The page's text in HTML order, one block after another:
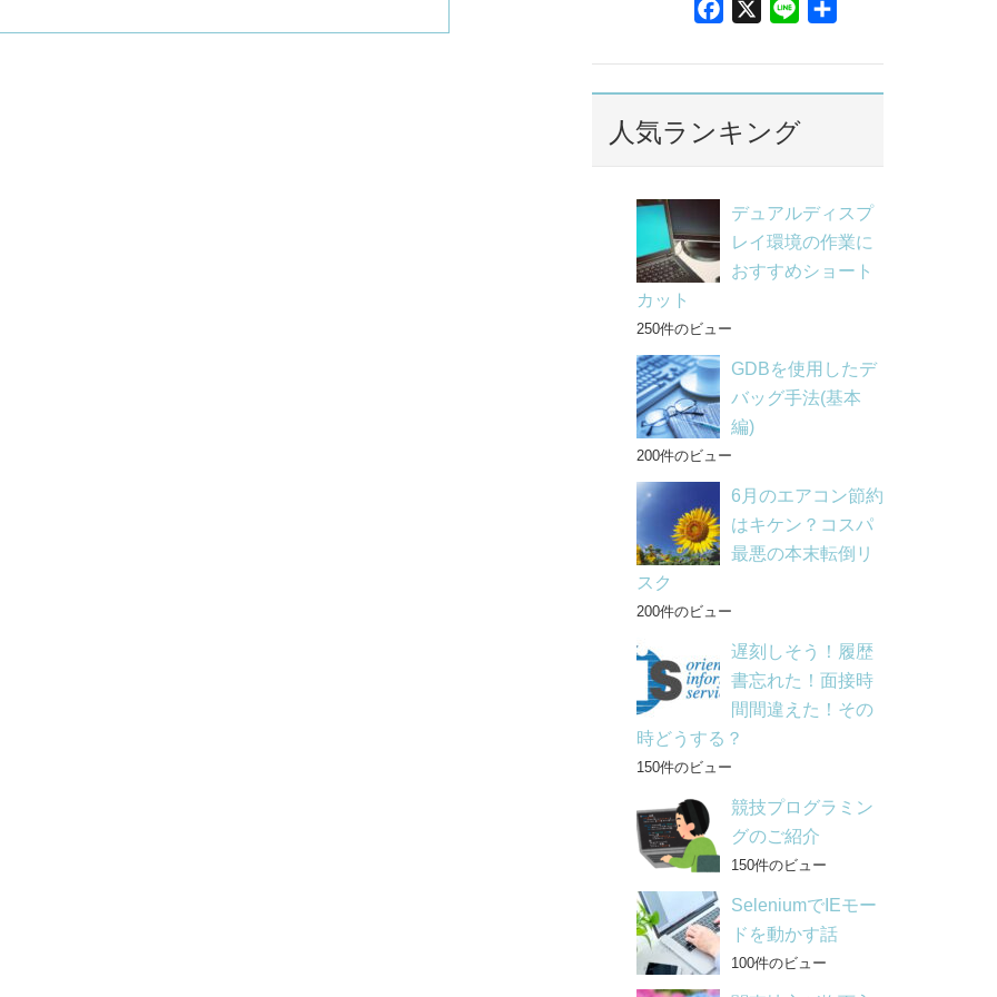
c
e
b
n
e
人気ランキング
デュアルディスプ
レイ環境の作業に
おすすめショート
カット
250件のビュー
GDBを使用したデ
バッグ手法(基本
編)
200件のビュー
6月のエアコン節約
はキケン？コスパ
最悪の本末転倒リ
スク
200件のビュー
遅刻しそう！履歴
書忘れた！面接時
間間違えた！その
時どうする？
150件のビュー
競技プログラミン
グのご紹介
150件のビュー
SeleniumでIEモー
ドを動かす話
100件のビュー